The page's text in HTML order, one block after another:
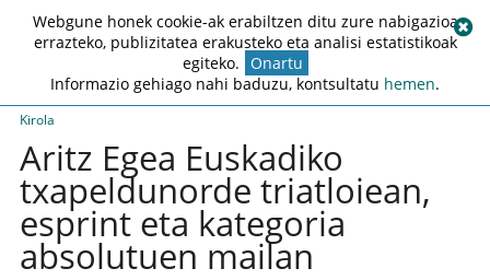
Kirola
Aritz Egea Euskadiko
txapeldunorde triatloiean,
esprint eta kategoria
absolutuen mailan
Webgune honek cookie-ak erabiltzen ditu zure nabigazioa
errazteko, publizitatea erakusteko eta analisi estatistikoak
egiteko. Onartu
Informazio gehiago nahi baduzu, kontsultatu hemen.